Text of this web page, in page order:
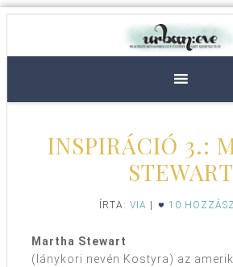
INSPIRÁCIÓ 3.:
STEWART
ÍRTA: VIA 10
Martha Stewart
(lánykori nevén Kostyra) az